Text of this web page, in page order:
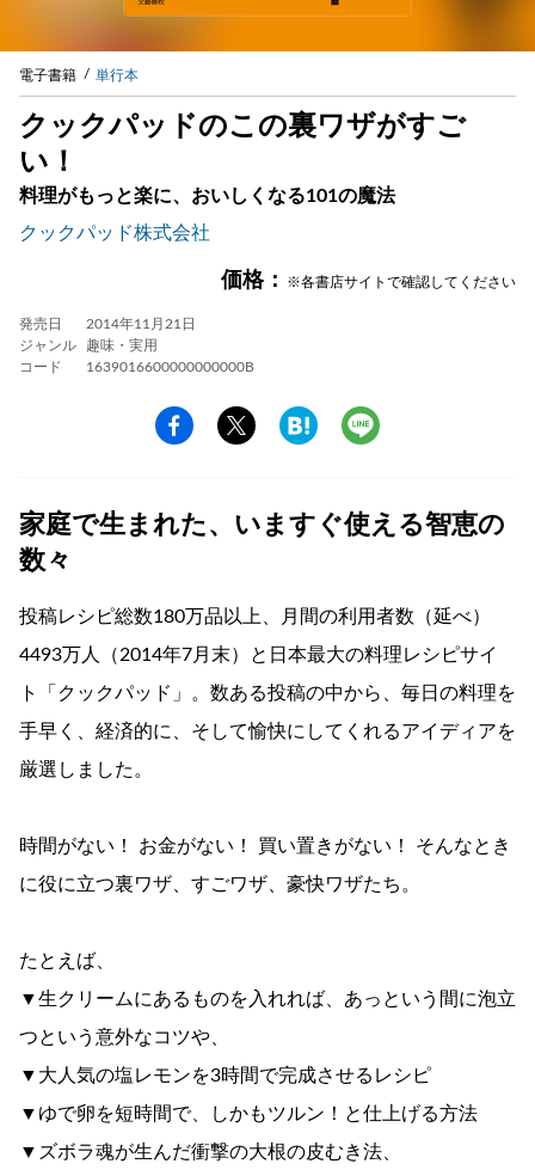
電子書籍 単行本
クックパッドのこの裏ワザがすご
い！
料理がもっと楽に、おいしくなる101の魔法
クックパッド株式会社
価格： ※各書店サイトで確認してください
発売日
2014年11月21日
ジャンル
趣味・実用
コード
1639016600000000000B
家庭で生まれた、いますぐ使える智恵の
数々
投稿レシピ総数180万品以上、月間の利用者数（延べ）
4493万人（2014年7月末）と日本最大の料理レシピサイ
ト「クックパッド」。数ある投稿の中から、毎日の料理を
手早く、経済的に、そして愉快にしてくれるアイディアを
厳選しました。
時間がない！ お金がない！ 買い置きがない！ そんなとき
に役に立つ裏ワザ、すごワザ、豪快ワザたち。
たとえば、
▼生クリームにあるものを入れれば、あっという間に泡立
つという意外なコツや、
▼大人気の塩レモンを3時間で完成させるレシピ
▼ゆで卵を短時間で、しかもツルン！と仕上げる方法
▼ズボラ魂が生んだ衝撃の大根の皮むき法、